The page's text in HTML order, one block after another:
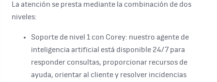
La atención se presta mediante la combinación de dos
niveles:
Soporte de nivel 1 con Corey: nuestro agente de
inteligencia artificial está disponible 24/7 para
responder consultas, proporcionar recursos de
ayuda, orientar al cliente y resolver incidencias